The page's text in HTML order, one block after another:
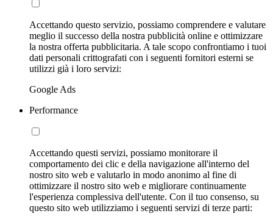
Accettando questo servizio, possiamo comprendere e valutare
meglio il successo della nostra pubblicità online e ottimizzare
la nostra offerta pubblicitaria. A tale scopo confrontiamo i tuoi
dati personali crittografati con i seguenti fornitori esterni se
utilizzi già i loro servizi:
Google Ads
Performance
Accettando questi servizi, possiamo monitorare il
comportamento dei clic e della navigazione all'interno del
nostro sito web e valutarlo in modo anonimo al fine di
ottimizzare il nostro sito web e migliorare continuamente
l'esperienza complessiva dell'utente. Con il tuo consenso, su
questo sito web utilizziamo i seguenti servizi di terze parti: